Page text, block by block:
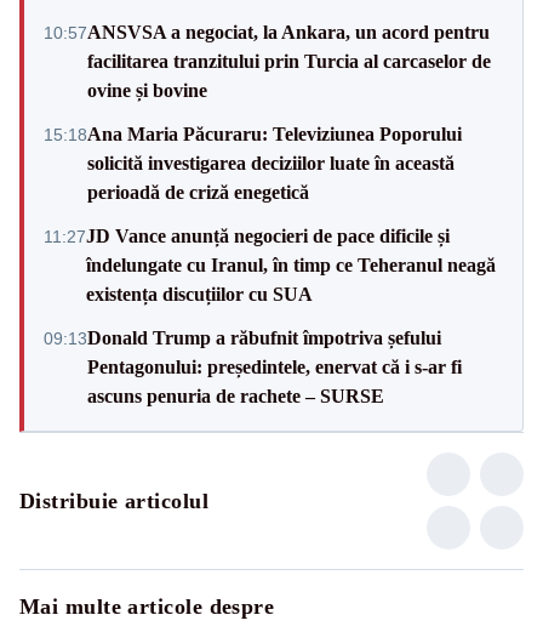
10:57ANSVSA a negociat, la Ankara, un acord pentru
facilitarea tranzitului prin Turcia al carcaselor de
ovine și bovine
15:18Ana Maria Păcuraru: Televiziunea Poporului
solicită investigarea deciziilor luate în această
perioadă de criză enegetică
11:27JD Vance anunță negocieri de pace dificile și
îndelungate cu Iranul, în timp ce Teheranul neagă
existența discuțiilor cu SUA
09:13Donald Trump a răbufnit împotriva șefului
Pentagonului: președintele, enervat că i s-ar fi
ascuns penuria de rachete – SURSE
Distribuie articolul
Mai multe articole despre